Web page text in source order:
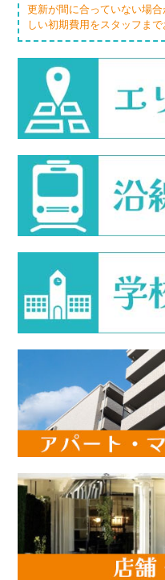
更新が間に合っていない場
しい初期費用をスタッフま